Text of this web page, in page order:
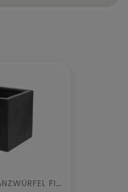
KUBISCHER PFLANZWÜRFEL FIBER